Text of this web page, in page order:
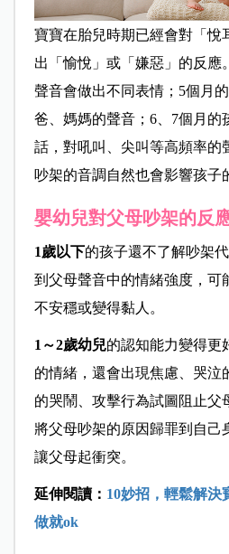
寶寶在胎兒時期已經會對「悅
出「愉悅」或「嫌惡」的反應
聲音會做出不同表情；5個月
爸、媽媽的聲音；6、7個月的
話，對吼叫、尖叫等高頻率的
吵架的音調自然也會影響孩子
嬰幼兒對父母吵架的反
1歲以下的孩子還不了解吵架
到父母聲音中的情緒強度，可
不安穩或變得黏人。
1～2歲幼兒的認知能力變得更
的情緒，還會出現焦慮、哭泣
的哭鬧、攻擊行為試圖阻止父
將父母吵架的原因歸罪到自己
讓父母起衝突。
延伸閱讀： 10妙招，輕鬆解決
做就ok